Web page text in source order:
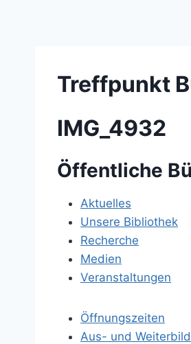
Treffpunkt
IMG_4932
Öffentliche
Aktuelles
Unsere Bibliothek
Recherche
Medien
Veranstaltungen
Öffnungszeiten
Aus- und